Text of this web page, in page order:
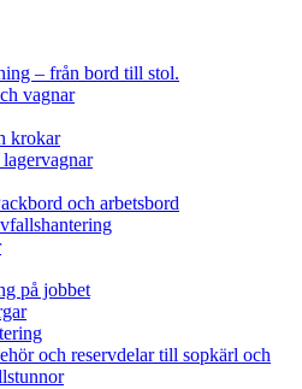
– från bord till stol.
vagnar
krokar
och arbetsbord
på jobbet
och reservdelar till sopkärl och